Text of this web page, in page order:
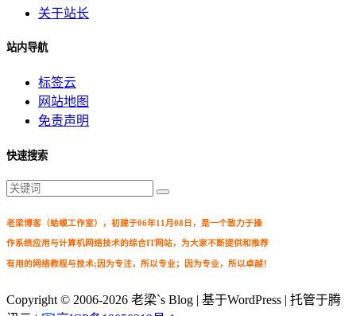
关于站长
站内导航
标签云
网站地图
免责声明
快速搜索
老梁博客（蛤蟆工作室），初建于06年11月08日，是一个致力于操
作系统应用与计算机网络技术的综合IT网站，为大家不断提供和推荐
有用的网络教程与技术;因为专注，所以专业；因为专业，所以卓越！
Copyright © 2006-2026 老梁`s Blog | 基于WordPress | 托管于腾